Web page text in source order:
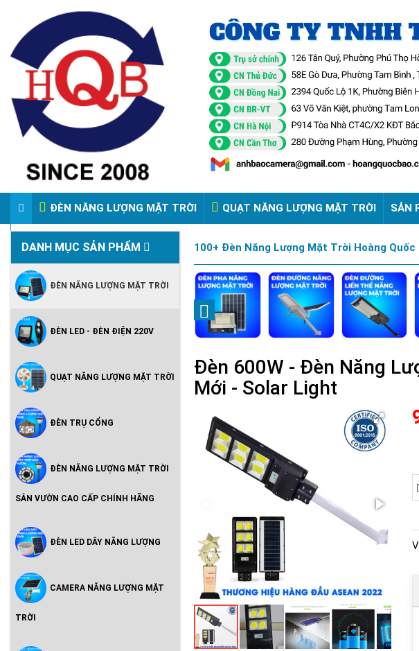
ĐÈN NĂNG LƯỢNG MẶT TRỜI QUẠT NĂNG LƯỢNG MẶT TRỜI SẢN
VIDEO ĐÈN PHA ĐIỆN 220V
DANH MỤC SẢN PHẨM
ĐÈN NĂNG LƯỢNG MẶT TRỜI
ĐÈN LED - ĐÈN ĐIỆN 220V
Hoàng Quốc Bảo - Độ Sáng Cao,
QUẠT NĂNG LƯỢNG MẶT TRỜI
ĐÈN TRỤ CỔNG
ĐÈN NĂNG LƯỢNG MẶT TRỜI
SÂN VƯỜN CAO CẤP CHÍNH HÃNG
ĐÈN LED DÂY NĂNG LƯỢNG
CAMERA NĂNG LƯỢNG MẶT
TRỜI
100+ Đèn Năng Lượng Mặt Trời Hoàng
Đèn 600W - Đèn Năng
Mới - Solar Light